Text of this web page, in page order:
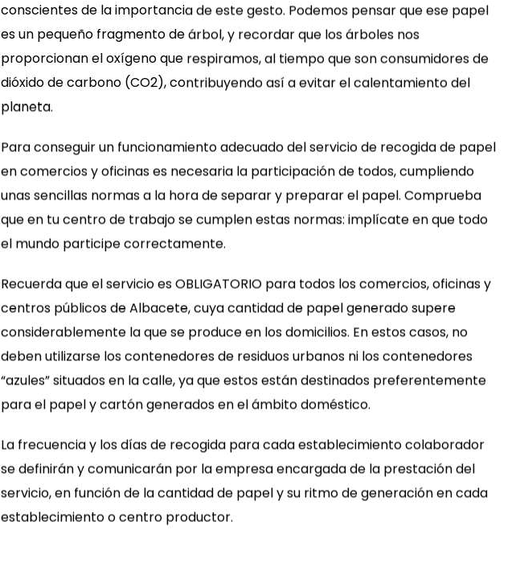
conscientes de la importancia de este gesto. Podemos pensar que ese papel
es un pequeño fragmento de árbol, y recordar que los árboles nos
proporcionan el oxígeno que respiramos, al tiempo que son consumidores de
dióxido de carbono (CO2), contribuyendo así a evitar el calentamiento del
planeta.
Para conseguir un funcionamiento adecuado del servicio de recogida de papel
en comercios y oficinas es necesaria la participación de todos, cumpliendo
unas sencillas normas a la hora de separar y preparar el papel. Comprueba
que en tu centro de trabajo se cumplen estas normas: implícate en que todo
el mundo participe correctamente.
Recuerda que el servicio es OBLIGATORIO para todos los comercios, oficinas y
centros públicos de Albacete, cuya cantidad de papel generado supere
considerablemente la que se produce en los domicilios. En estos casos, no
deben utilizarse los contenedores de residuos urbanos ni los contenedores
“azules” situados en la calle, ya que estos están destinados preferentemente
para el papel y cartón generados en el ámbito doméstico.
La frecuencia y los días de recogida para cada establecimiento colaborador
se definirán y comunicarán por la empresa encargada de la prestación del
servicio, en función de la cantidad de papel y su ritmo de generación en cada
establecimiento o centro productor.